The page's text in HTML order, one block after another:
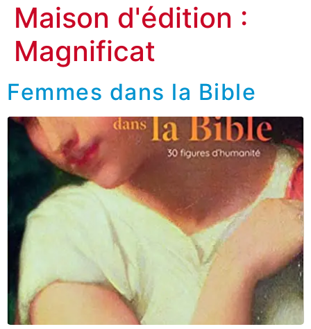
Maison d'édition :
Magnificat
Femmes dans la Bible